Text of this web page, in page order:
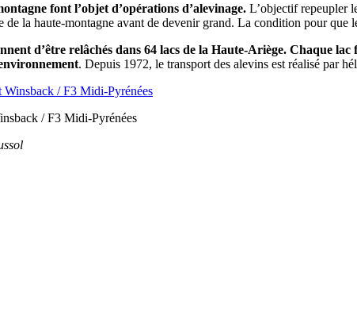
font l’objet d’opérations d’alevinage. L’objectif repeupler
la haute-montagne avant de devenir grand. La condition pour que
d’être relâchés dans 64 lacs de la Haute-Ariège. Chaque
. Depuis 1972, le transport des alevins est réalisé par
/ F3 Midi-Pyrénées